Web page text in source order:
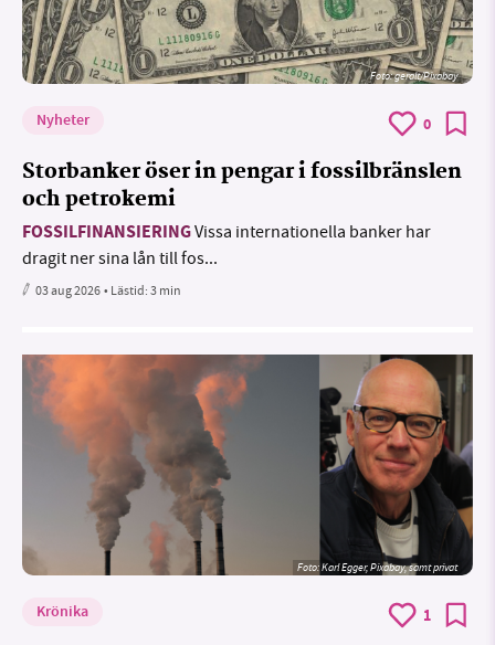
Foto:geralt/Pixabay
Nyheter 0
Storbanker öser in pengar i fossilbränslen
och petrokemi
FOSSILFINANSIERINGVissa internationella banker har
dragit ner sina lån till fos...
03 aug 2026• Lästid:3 min
Foto:Karl Egger, Pixabay, samt privat
Krönika 1